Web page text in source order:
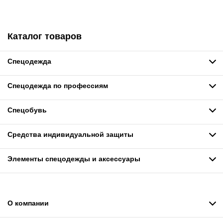
Каталог товаров
Спецодежда
Спецодежда по профессиям
Спецобувь
Средства индивидуальной защиты
Элементы спецодежды и аксессуары
О компании